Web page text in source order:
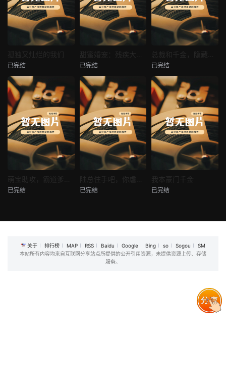
未知
孤独又灿烂的我们
已完结
热播
未知
已完结
热播
未知
已完结
热播
已完结
热播
已完结
热播
我本豪门千金
我本豪门千金
已完结
关于 排行榜 MAP RSS Baidu Google Bing so Sogou
SM
本站所有内容均来自互联网分享站点所提供的公开引用资源，未提供资源上传、存储
服务。